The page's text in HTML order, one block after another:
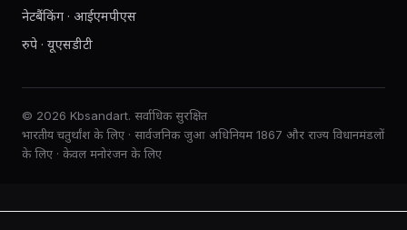
नेटबैंकिंग · आईएमपीएस
रुपे · यूएसडीटी
© 2026 Kbsandart. सर्वाधिक सुरक्षित
भारतीय चतुर्थांश के लिए · सार्वजनिक जुआ अधिनियम 1867 और राज्य विधानमंडलों
के लिए · केवल मनोरंजन के लिए